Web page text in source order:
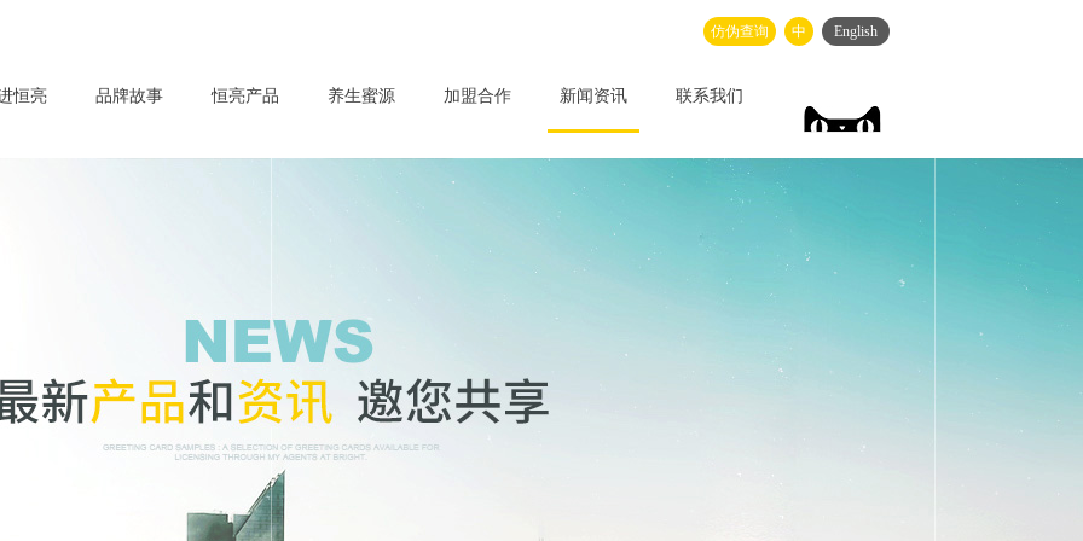
仿伪查询 中 English
恒亮 品牌故事 恒亮产品 养生蜜源 加盟合作 新闻资讯 联系我们